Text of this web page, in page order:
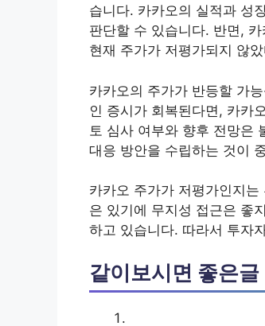
습니다. 카카오의 실적과 성
판단할 수 있습니다. 반면,
현재 주가가 저평가되지 않
카카오의 주가가 반등할 가
인 증시가 회복된다면, 카카
토 심사 여부와 향후 전망은
대응 방안을 수립하는 것이
카카오 주가가 저평가인지
은 있기에 무지성 접근은 좋
하고 있습니다. 따라서 투자
같이보시면 좋은글